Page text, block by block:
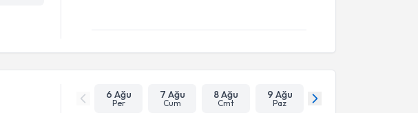
6 Ağu
Per
7 Ağu
Cum
8 Ağu
Cmt
9 Ağu
Paz